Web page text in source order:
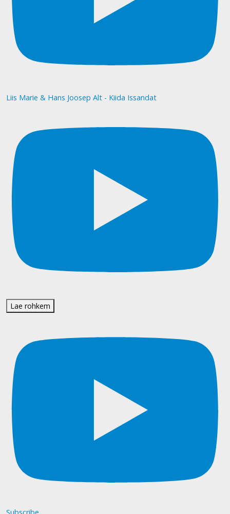
Liis Marie & Hans Joosep Alt - Kiida Issandat
Lae rohkem